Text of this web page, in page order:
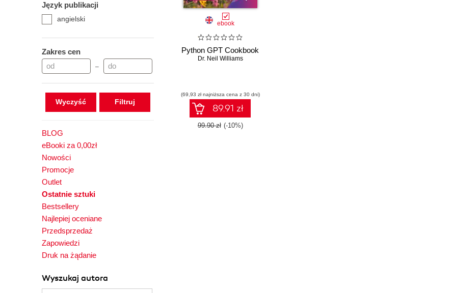
Język publikacji
angielski
Zakres cen
–
Wyczyść
BLOG
eBooki za 0,00zł
Nowości
Promocje
Outlet
Ostatnie sztuki
Bestsellery
Najlepiej oceniane
Przedsprzedaż
Zapowiedzi
Druk na żądanie
Wyszukaj autora
ebook
Python GPT Cookbook
Dr. Neil Williams
(69,93 zł najniższa cena z 30 dni)
89.91 zł
99.90 zł (-10%)